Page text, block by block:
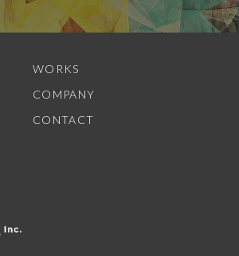
WORKS
COMPANY
CONTACT